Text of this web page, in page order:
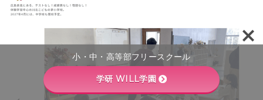
小・中・高等部フリースクール
学研 WILL学園